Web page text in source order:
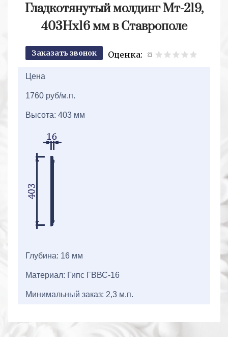
Гладкотянутый молдинг Мт-219,
403Hx16 мм в Ставрополе
Заказать звонок
Оценка:
Цена
1760 руб/м.п.
Высота: 403 мм
Глубина: 16 мм
Материал: Гипс ГВВС-16
Минимальный заказ: 2,3 м.п.